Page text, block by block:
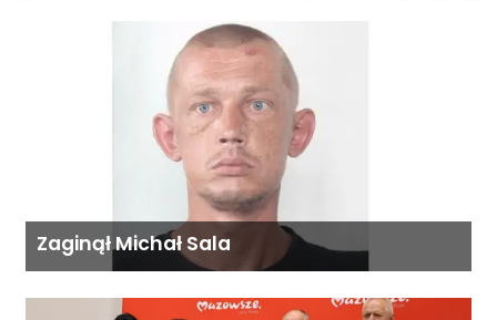
Zaginął Michał Sala